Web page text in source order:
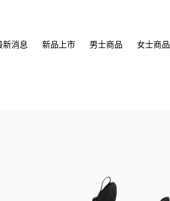
新消息 新品上市 男士商品 女士商品